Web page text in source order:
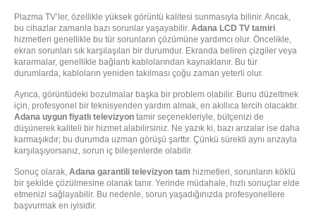
Plazma TV’ler, özellikle yüksek görüntü kalitesi sunmasıyla bilinir. Ancak,
bu cihazlar zamanla bazı sorunlar yaşayabilir. Adana LCD TV tamiri
hizmetleri genellikle bu tür sorunların çözümüne yardımcı olur. Öncelikle,
ekran sorunları sık karşılaşılan bir durumdur. Ekranda beliren çizgiler veya
kararmalar, genellikle bağlantı kablolarından kaynaklanır. Bu tür
durumlarda, kabloların yeniden takılması çoğu zaman yeterli olur.
Ayrıca, görüntüdeki bozulmalar başka bir problem olabilir. Bunu düzeltmek
için, profesyonel bir teknisyenden yardım almak, en akıllıca tercih olacaktır.
Adana uygun fiyatlı televizyon tamir seçenekleriyle, bütçenizi de
düşünerek kaliteli bir hizmet alabilirsiniz. Ne yazık ki, bazı arızalar ise daha
karmaşıkdır; bu durumda uzman görüşü şarttır. Çünkü sürekli aynı arızayla
karşılaşıyorsanız, sorun iç bileşenlerde olabilir.
Sonuç olarak, Adana garantili televizyon tam hizmetleri, sorunların köklü
bir şekilde çözülmesine olanak tanır. Yerinde müdahale, hızlı sonuçlar elde
etmenizi sağlayabilir. Bu nedenle, sorun yaşadığınızda profesyonellere
başvurmak en iyisidir.